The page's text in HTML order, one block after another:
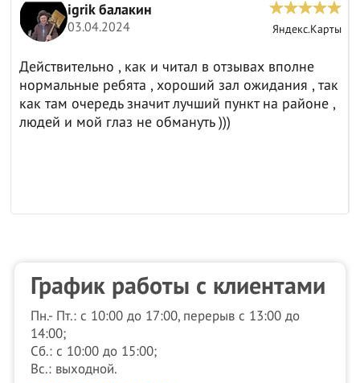
igrik балакин
03.04.2024 Яндекс.Карты
Действительно , как и читал в отзывах вполне
нормальные ребята , хороший зал ожидания , так
как там очередь значит лучший пункт на районе ,
людей и мой глаз не обмануть )))
График работы с клиентами
Пн.- Пт.: с 10:00 до 17:00, перерыв с 13:00 до
14:00;
Сб.: с 10:00 до 15:00;
Вс.: выходной.